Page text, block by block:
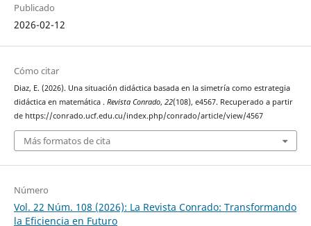
Publicado
2026-02-12
Cómo citar
Diaz, E. (2026). Una situación didáctica basada en la simetría como estrategia
didáctica en matemática . Revista Conrado, 22(108), e4567. Recuperado a partir
de https://conrado.ucf.edu.cu/index.php/conrado/article/view/4567
Más formatos de cita
Número
Vol. 22 Núm. 108 (2026): La Revista Conrado: Transformando
la Eficiencia en Futuro